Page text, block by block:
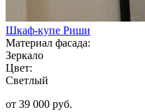
Шкаф-купе Риши
Материал фасада:
Зеркало
Цвет:
Светлый
от 39 000 руб.